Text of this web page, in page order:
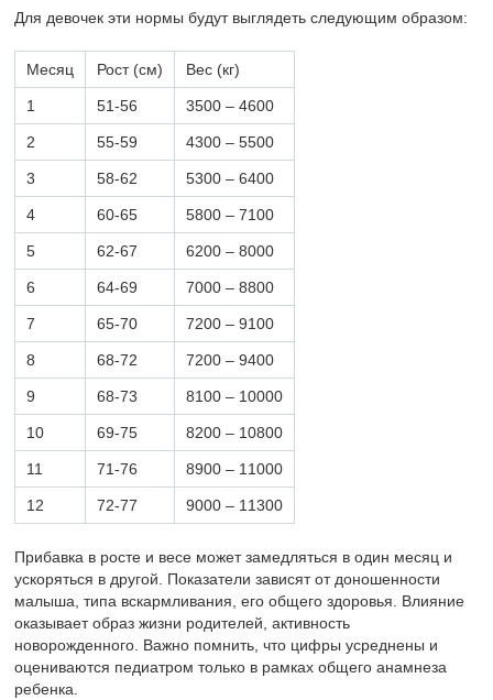
Для девочек эти нормы будут выглядеть следующим образом:
Месяц Рост (см) Вес (кг)
1 51-56 3500 – 4600
2 55-59 4300 – 5500
3 58-62 5300 – 6400
4 60-65 5800 – 7100
5 62-67 6200 – 8000
6 64-69 7000 – 8800
7 65-70 7200 – 9100
8 68-72 7200 – 9400
9 68-73 8100 – 10000
10 69-75 8200 – 10800
11 71-76 8900 – 11000
12 72-77 9000 – 11300
Прибавка в росте и весе может замедляться в один месяц и
ускоряться в другой. Показатели зависят от доношенности
малыша, типа вскармливания, его общего здоровья. Влияние
оказывает образ жизни родителей, активность
новорожденного. Важно помнить, что цифры усреднены и
оцениваются педиатром только в рамках общего анамнеза
ребенка.